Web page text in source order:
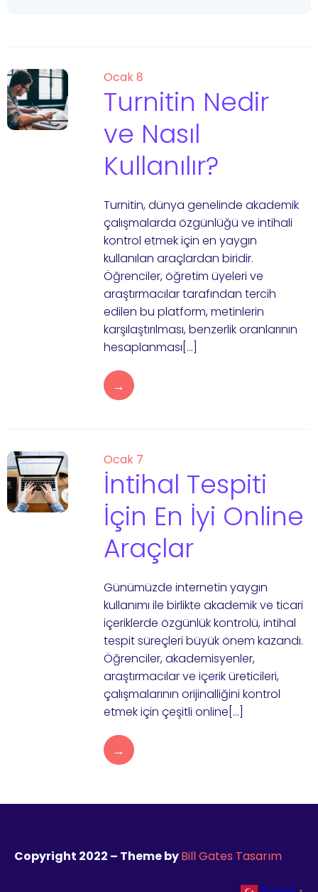
Ocak 8
Turnitin Nedir
ve Nasıl
Kullanılır?
Turnitin, dünya genelinde akademik
çalışmalarda özgünlüğü ve intihali
kontrol etmek için en yaygın
kullanılan araçlardan biridir.
Öğrenciler, öğretim üyeleri ve
araştırmacılar tarafından tercih
edilen bu platform, metinlerin
karşılaştırılması, benzerlik oranlarının
hesaplanması[…]
→
Ocak 7
İntihal Tespiti
İçin En İyi Online
Araçlar
Günümüzde internetin yaygın
kullanımı ile birlikte akademik ve ticari
içeriklerde özgünlük kontrolü, intihal
tespit süreçleri büyük önem kazandı.
Öğrenciler, akademisyenler,
araştırmacılar ve içerik üreticileri,
çalışmalarının orijinalliğini kontrol
etmek için çeşitli online[…]
→
Copyright 2022 – Theme byBill Gates Tasarım